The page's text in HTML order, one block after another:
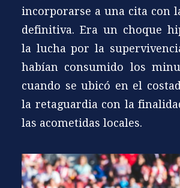
incorporarse a una cita con
definitiva. Era un choque
la lucha por la
habían consumido los
cuando se ubicó en el
la retaguardia con la
las acometidas locales.